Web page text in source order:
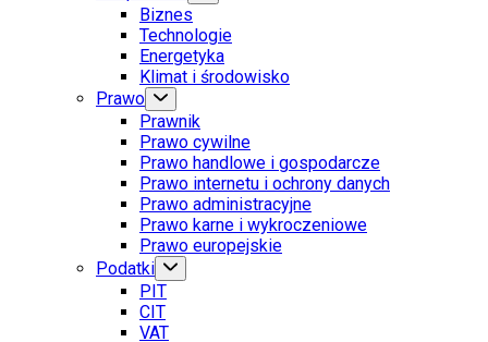
Biznes
Technologie
Energetyka
Klimat i środowisko
Prawo
Prawnik
Prawo cywilne
Prawo handlowe i gospodarcze
Prawo internetu i ochrony danych
Prawo administracyjne
Prawo karne i wykroczeniowe
Prawo europejskie
Podatki
PIT
CIT
VAT